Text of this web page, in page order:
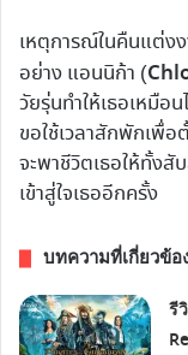
เหตุการณ์ในคืนแต่ง
อย่าง แอนนิก้า (
วัยรุ่นทำให้เธอเหมื
ขอใช้เวลาสักพักเพื่อ
จะพาชีวิตเธอให้ทั้ง
เข้าสู่ใจเธออีกครั้ง
บทความที่เกี่ยวข้อ
รี